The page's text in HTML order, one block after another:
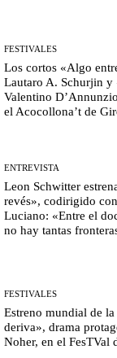
FESTIVALES
Los cortos «Algo
Lautaro A. Schurjin y
Valentino
el Acocollona’t de
ENTREVISTA
Leon Schwitter
revés», codirigido
Luciano: «Entre el
no hay tantas
FESTIVALES
Estreno mundial de
deriva», drama
Noher, en el FesTVal